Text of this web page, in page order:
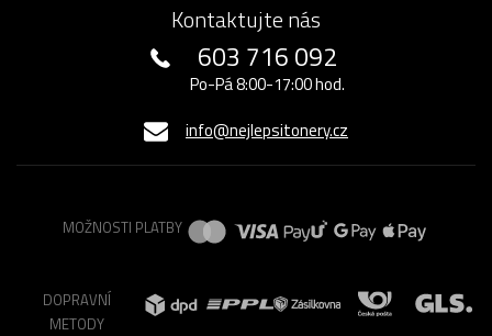
Kontaktujte nás
603 716 092
Po-Pá 8:00-17:00 hod.
info@nejlepsitonery.cz
MOŽNOSTI PLATBY
DOPRAVNÍ
METODY